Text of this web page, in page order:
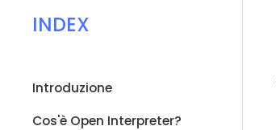
INDEX
Introduzione​
Cos'è Open Interpreter?​